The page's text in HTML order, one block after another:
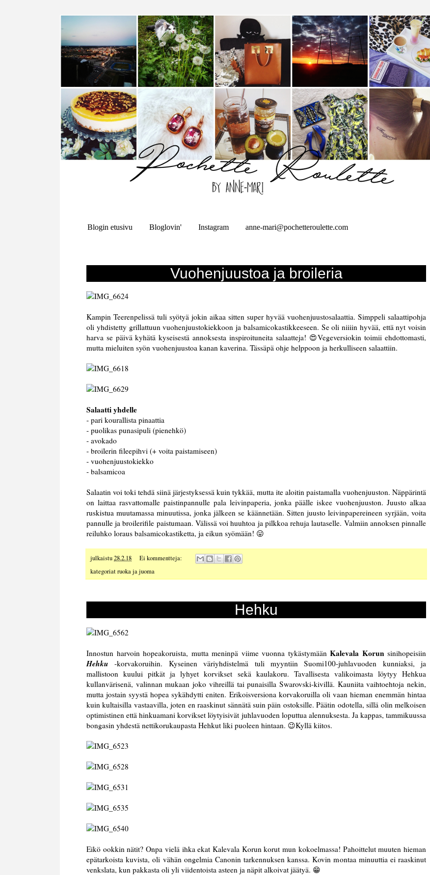
Blogin etusivu Bloglovin' Instagram anne-mari@pochetteroulette.com
Vuohenjuustoa ja broileria
Kampin Teerenpelissä tuli syötyä jokin aikaa sitten super hyvää vuohenjuustosalaattia. Simppeli salaattipohja
oli yhdistetty grillattuun vuohenjuustokiekkoon ja balsamicokastikkeeseen. Se oli niiiin hyvää, että nyt voisin
harva se päivä kyhätä kyseisestä annoksesta inspiroituneita salaatteja! 😍Vegeversiokin toimii ehdottomasti,
mutta mieluiten syön vuohenjuustoa kanan kaverina. Tässäpä ohje helppoon ja herkulliseen salaattiin.
Salaatti yhdelle
- pari kourallista pinaattia
- puolikas punasipuli (pienehkö)
- avokado
- broilerin fileepihvi (+ voita paistamiseen)
- vuohenjuustokiekko
- balsamicoa
Salaatin voi toki tehdä siinä järjestyksessä kuin tykkää, mutta ite aloitin paistamalla vuohenjuuston. Näppärintä
on laittaa rasvattomalle paistinpannulle pala leivinpaperia, jonka päälle iskee vuohenjuuston. Juusto alkaa
ruskistua muutamassa minuutissa, jonka jälkeen se käännetään. Sitten juusto leivinpapereineen syrjään, voita
pannulle ja broilerifile paistumaan. Välissä voi huuhtoa ja pilkkoa rehuja lautaselle. Valmiin annoksen pinnalle
reiluhko loraus balsamicokastiketta, ja eikun syömään! 😛
julkaistu28.2.18
Ei kommentteja:
kategoriatruoka ja juoma
Hehku
Innostun harvoin hopeakoruista, mutta meninpä viime vuonna tykästymään Kalevala Korun sinihopeisiin
Hehku -korvakoruihin. Kyseinen väriyhdistelmä tuli myyntiin Suomi100-juhlavuoden kunniaksi, ja
mallistoon kuului pitkät ja lyhyet korvikset sekä kaulakoru. Tavallisesta valikoimasta löytyy Hehkua
kullanvärisenä, valinnan mukaan joko vihreillä tai punaisilla Swarovski-kivillä. Kauniita vaihtoehtoja nekin,
mutta jostain syystä hopea sykähdytti eniten. Erikoisversiona korvakoruilla oli vaan hieman enemmän hintaa
kuin kultaisilla vastaavilla, joten en raaskinut sännätä suin päin ostoksille. Päätin odotella, sillä olin melkoisen
optimistinen että hinkuamani korvikset löytyisivät juhlavuoden loputtua alennuksesta. Ja kappas, tammikuussa
bongasin yhdestä nettikorukaupasta Hehkut liki puoleen hintaan. 😉Kyllä kiitos.
Eikö ookkin nätit? Onpa vielä ihka ekat Kalevala Korun korut mun kokoelmassa! Pahoittelut muuten hieman
epätarkoista kuvista, oli vähän ongelmia Canonin tarkennuksen kanssa. Kovin montaa minuuttia ei raaskinut
venkslata, kun pakkasta oli yli viidentoista asteen ja näpit alkoivat jäätyä. 😁